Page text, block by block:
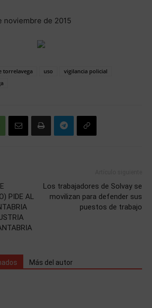
noviembre de 2015
torrelavega uso
vigilancia policial
PIDE AL
Los trabajadores de Solvay se
movilizan para defender sus
puestos de trabajo
Más del autor